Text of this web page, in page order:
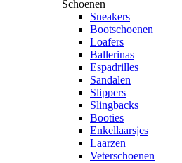
Schoenen
Sneakers
Bootschoenen
Loafers
Ballerinas
Espadrilles
Sandalen
Slippers
Slingbacks
Booties
Enkellaarsjes
Laarzen
Veterschoenen